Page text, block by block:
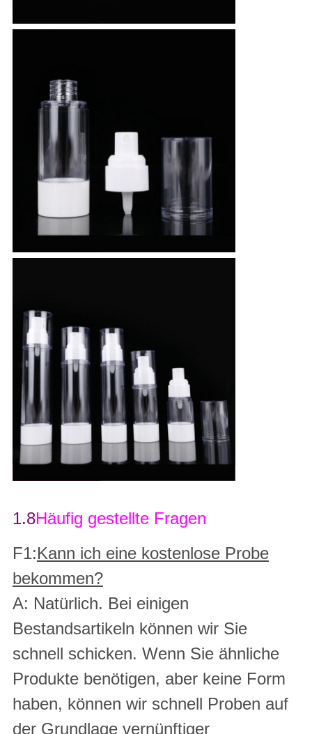
1.8Häufig gestellte Fragen
F1:Kann ich eine kostenlose Probe
bekommen?
A: Natürlich. Bei einigen
Bestandsartikeln können wir Sie
schnell schicken. Wenn Sie ähnliche
Produkte benötigen, aber keine Form
haben, können wir schnell Proben auf
der Grundlage vernünftiger